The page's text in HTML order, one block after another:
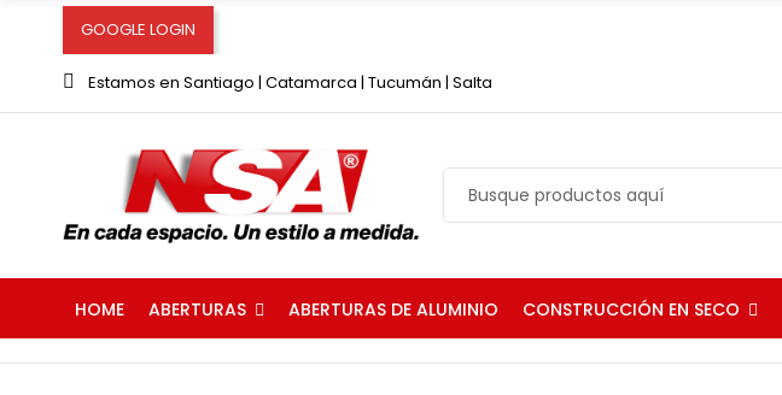
GOOGLE LOGIN
Estamos en Santiago | Catamarca | Tucumán | Salta
HOME ABERTURAS ABERTURAS DE ALUMINIO CONSTRUCCIÓN EN SECO